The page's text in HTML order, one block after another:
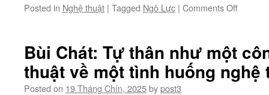
Posted in Nghệ thuật | Tagged Ngô Lực | Comments Offon
rồi”
–
Nhìn
Bùi Chát: Tự thân như một
thuật về một tình huống nghệ
Posted on 19 Tháng Chín, 2025bypost3